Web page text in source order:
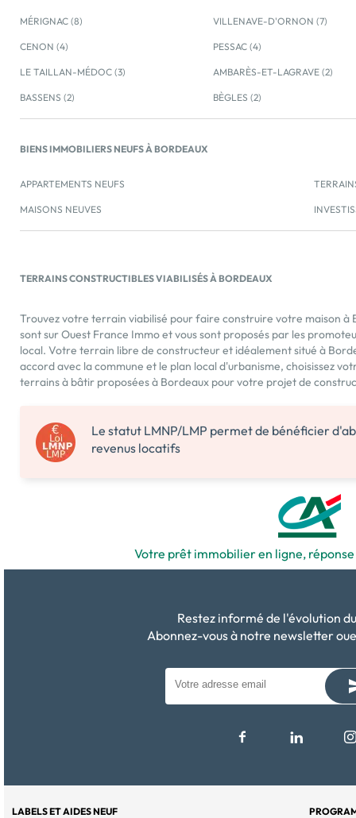
aménager pour vous un lieu de vie convivial, à
notre charte environnementale, afin que votre projet
de construction y trouve tout l'écrin […] Voir le
MÉRIGNAC (8) VILLENAVE-D'ORNON (7)
CENON (4) PESSAC (4)
LE TAILLAN-MÉDOC (3) AMBARÈS-ET-LAGRAVE (2)
BASSENS (2) BÈGLES (2)
BIENS IMMOBILIERS NEUFS À BORDEAUX
APPARTEMENTS NEUFS
MAISONS NEUVES
TERRAINS CONSTRUCTIBLES VIABILISÉS À BORDEAUX
Trouvez votre terrain viabilisé pour faire construire votre maison à
sont sur Ouest France Immo et vous sont proposés par les
local. Votre terrain libre de constructeur et idéalement situé à
accord avec la commune et le plan local d'urbanisme, choisissez
terrains à bâtir proposées à Bordeaux pour votre projet de
Le statut LMNP/LMP permet de bénéficier
revenus locatifs
Votre prêt immobilier en ligne,
Restez informé de l'évolution
Abonnez-vous à notre newsletter
LABELS ET AIDES NEUF